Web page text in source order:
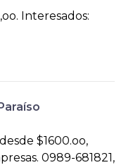
Interesados:
$1600.oo,
0989-681821,